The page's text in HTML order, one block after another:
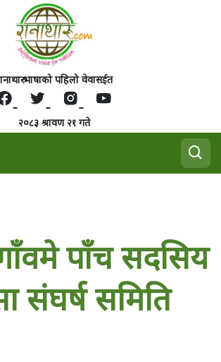
भाषाको पहिलो वेवासईत
२०८३ श्रावण २१ गते
पाँच सदसिय
संघर्ष समिति